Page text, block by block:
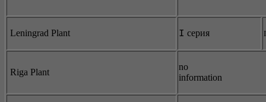
Leningrad Plant I серия I
Riga Plant
no
information